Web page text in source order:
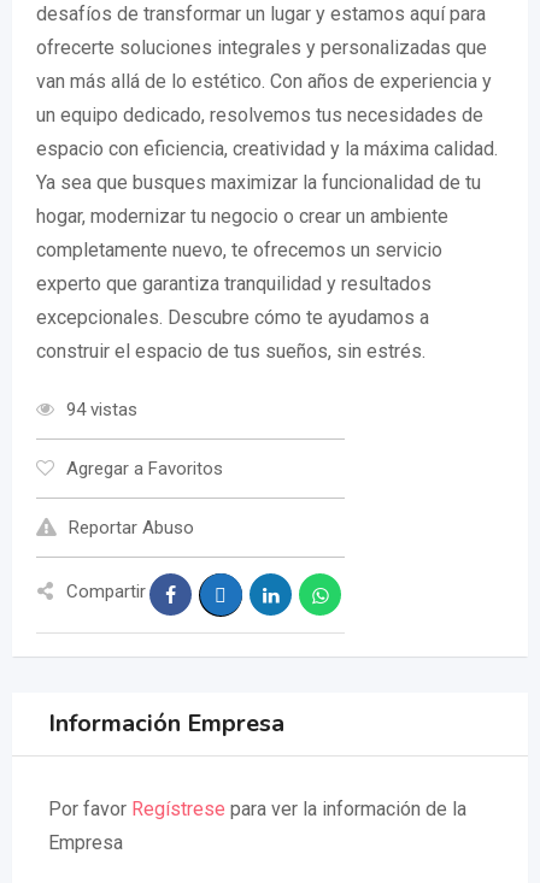
desafíos de transformar un lugar y estamos aquí para
ofrecerte soluciones integrales y personalizadas que
van más allá de lo estético. Con años de experiencia y
un equipo dedicado, resolvemos tus necesidades de
espacio con eficiencia, creatividad y la máxima calidad.
Ya sea que busques maximizar la funcionalidad de tu
hogar, modernizar tu negocio o crear un ambiente
completamente nuevo, te ofrecemos un servicio
experto que garantiza tranquilidad y resultados
excepcionales. Descubre cómo te ayudamos a
construir el espacio de tus sueños, sin estrés.
94 vistas
Agregar a Favoritos
Reportar Abuso
Compartir
Información Empresa
Por favor Regístrese para ver la información de la
Empresa